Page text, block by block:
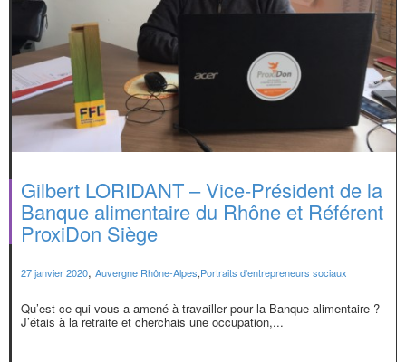
Gilbert LORIDANT – Vice-Président de la
Banque alimentaire du Rhône et Référent
ProxiDon Siège
27 janvier 2020, Auvergne Rhône-Alpes,Portraits d'entrepreneurs sociaux
Qu’est-ce qui vous a amené à travailler pour la Banque alimentaire ?
J’étais à la retraite et cherchais une occupation,...